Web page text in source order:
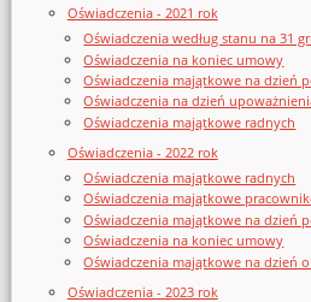
Oświadczenia - 2021 rok
Oświadczenia według stanu na 31
Oświadczenia na koniec umowy
Oświadczenia majątkowe na dzień
Oświadczenia na dzień
Oświadczenia majątkowe radnych
Oświadczenia - 2022 rok
Oświadczenia majątkowe radnych
Oświadczenia majątkowe
Oświadczenia majątkowe na dzień
Oświadczenia na koniec umowy
Oświadczenia majątkowe na dzień
Oświadczenia - 2023 rok